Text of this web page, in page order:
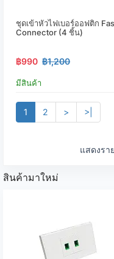
ชุดเข้าหัวไฟเบอร์ออฟติก
Connector (4 ชิ้น)
฿990 ฿1,200
มีสินค้า
1 2 > >|
แสดงรา
สินค้ามาใหม่